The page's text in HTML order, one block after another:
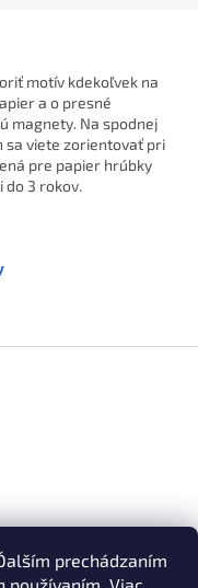
prechádzaním
motív kdekoľvek na
a o presné
magnety. Na spodnej
sa viete zorientovať pri
pre papier hrúbky
do 3 rokov.